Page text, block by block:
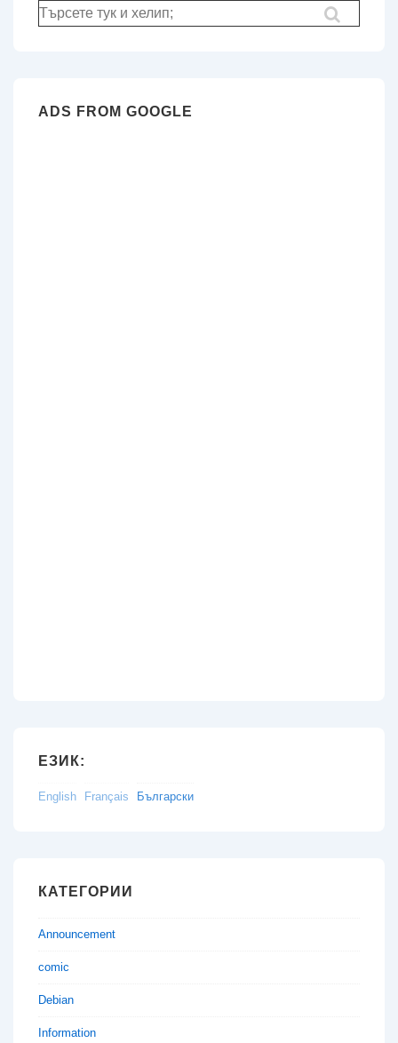
Търсене
за:
ADS FROM GOOGLE
ЕЗИК:
English Français Български
КАТЕГОРИИ
Announcement
comic
Debian
Information